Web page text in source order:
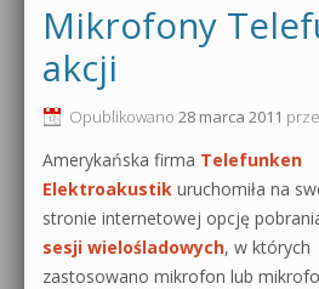
Mikrofony
akcji
Opublikowano 28 marca 2011
Amerykańska firma Telefunken
Elektroakustik uruchomiła na
stronie internetowej opcję
sesji wielośladowych, w których
zastosowano mikrofon lub